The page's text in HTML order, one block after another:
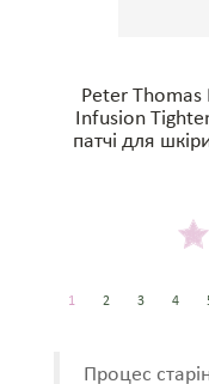
Peter
Infusion
патчі для
1 2 3 4
Процес